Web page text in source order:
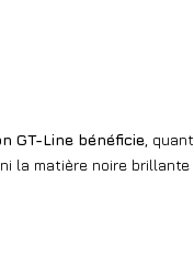
GT-Line bénéficie , quant
la matière noire brillante